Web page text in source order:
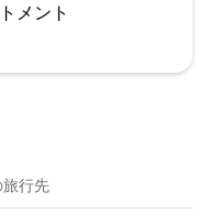
メント
行先